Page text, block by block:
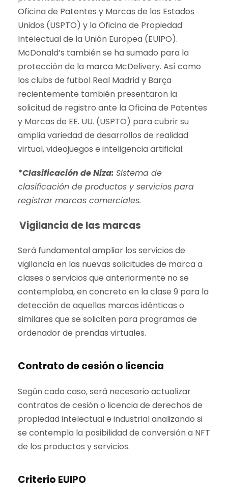
Oficina de Patentes y Marcas de los Estados
Unidos (USPTO) y la Oficina de Propiedad
Intelectual de la Unión Europea (EUIPO).
McDonald’s también se ha sumado para la
protección de la marca McDelivery. Así como
los clubs de futbol Real Madrid y Barça
recientemente también presentaron la
solicitud de registro ante la Oficina de Patentes
y Marcas de EE. UU. (USPTO) para cubrir su
amplia variedad de desarrollos de realidad
virtual, videojuegos e inteligencia artificial.
*Clasificación de Niza: Sistema de
clasificación de productos y servicios para
registrar marcas comerciales.
Vigilancia de las marcas
Será fundamental ampliar los servicios de
vigilancia en las nuevas solicitudes de marca a
clases o servicios que anteriormente no se
contemplaba, en concreto en la clase 9 para la
detección de aquellas marcas idénticas o
similares que se soliciten para programas de
ordenador de prendas virtuales.
Contrato de cesión o licencia
Según cada caso, será necesario actualizar
contratos de cesión o licencia de derechos de
propiedad intelectual e industrial analizando si
se contempla la posibilidad de conversión a NFT
de los productos y servicios.
Criterio EUIPO